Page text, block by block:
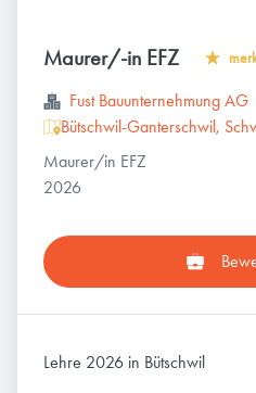
Maurer/-in EFZ
Fust Bauunternehmung AG
Bütschwil-Ganterschwil,
Maurer/in EFZ
2026
Lehre 2026 in Bütschwil